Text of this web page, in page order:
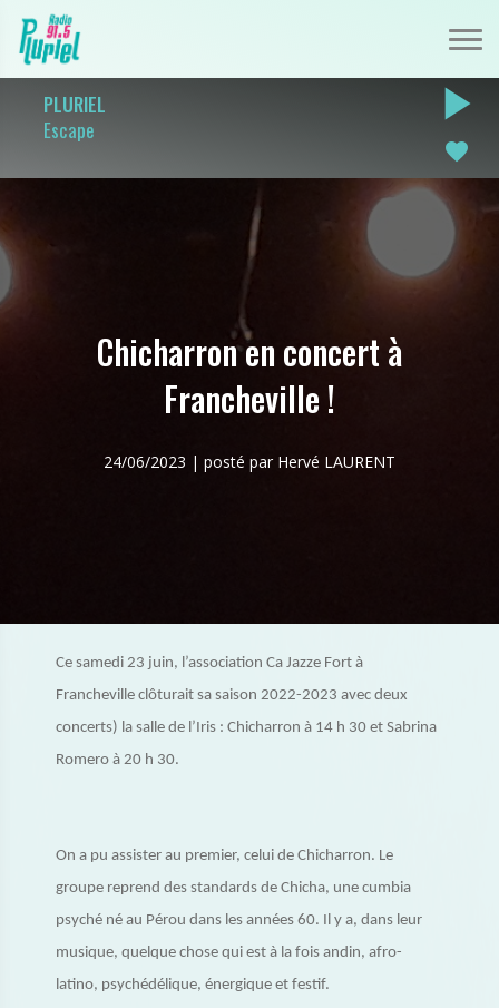
PLURIEL
Escape
play_arrow
favorite
Chicharron en concert à
Francheville !
24/06/2023 | posté par Hervé LAURENT
Ce samedi 23 juin, l’association Ca Jazze Fort à
Francheville clôturait sa saison 2022-2023 avec deux
concerts) la salle de l’Iris : Chicharron à 14 h 30 et Sabrina
Romero à 20 h 30.
On a pu assister au premier, celui de Chicharron. Le
groupe reprend des standards de Chicha, une cumbia
psyché né au Pérou dans les années 60. Il y a, dans leur
musique, quelque chose qui est à la fois andin, afro-
latino, psychédélique, énergique et festif.